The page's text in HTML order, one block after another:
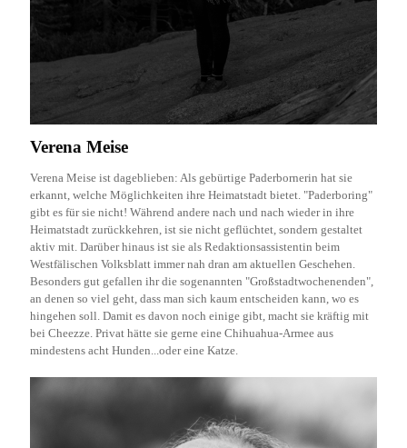
Verena Meise
Verena Meise ist dageblieben: Als gebürtige Paderbornerin hat sie
erkannt, welche Möglichkeiten ihre Heimatstadt bietet. "Paderboring"
gibt es für sie nicht! Während andere nach und nach wieder in ihre
Heimatstadt zurückkehren, ist sie nicht geflüchtet, sondern gestaltet
aktiv mit. Darüber hinaus ist sie als Redaktionsassistentin beim
Westfälischen Volksblatt immer nah dran am aktuellen Geschehen.
Besonders gut gefallen ihr die sogenannten "Großstadtwochenenden",
an denen so viel geht, dass man sich kaum entscheiden kann, wo es
hingehen soll. Damit es davon noch einige gibt, macht sie kräftig mit
bei Cheezze. Privat hätte sie gerne eine Chihuahua-Armee aus
mindestens acht Hunden...oder eine Katze.